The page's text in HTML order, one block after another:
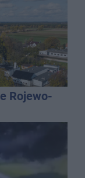
Rojewo-